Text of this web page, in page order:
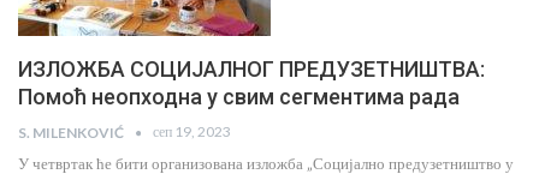
ИЗЛОЖБА СОЦИЈАЛНОГ ПРЕДУЗЕТНИШТВА:
Помоћ неопходна у свим сегментима рада
S. MILENKOVIĆ сеп 19, 2023
У четвртак ће бити организована изложба „Социјално предузетништво у